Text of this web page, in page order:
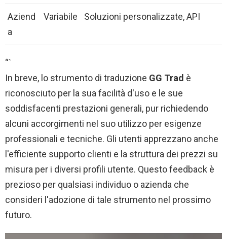
Aziend
a
Variabile Soluzioni personalizzate, API
“`
In breve, lo strumento di traduzione GG Trad è
riconosciuto per la sua facilità d'uso e le sue
soddisfacenti prestazioni generali, pur richiedendo
alcuni accorgimenti nel suo utilizzo per esigenze
professionali e tecniche. Gli utenti apprezzano anche
l'efficiente supporto clienti e la struttura dei prezzi su
misura per i diversi profili utente. Questo feedback è
prezioso per qualsiasi individuo o azienda che
consideri l'adozione di tale strumento nel prossimo
futuro.